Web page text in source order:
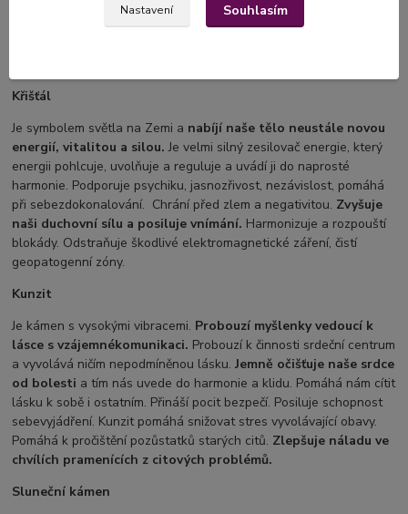
do beznadějných situací. Granát otevírá srdce a zvyšuje
sebedůvěru. Probouzí štědrost a schopnost soucitu. Pomáhá nám
Křišťál
Je symbolem světla na Zemi a nabíjí naše tělo neustále novou
energií, vitalitou a silou.Je velmi silný zesilovač energie, který
energii pohlcuje, uvolňuje a reguluje a uvádí ji do naprosté
harmonie. Podporuje psychiku, jasnozřivost, nezávislost, pomáhá
při sebezdokonalování. Chrání před zlem a negativitou. Zvyšuje
naši duchovní sílu a posiluje vnímání. Harmonizuje a rozpouští
blokády. Odstraňuje škodlivé elektromagnetické záření, čistí
geopatogenní zóny.
Kunzit
Je kámen s vysokými vibracemi. Probouzí myšlenky vedoucí k
lásce s vzájemnékomunikaci. Probouzí k činnosti srdeční centrum
a vyvolává ničím nepodmíněnou lásku.Jemně očišťuje naše srdce
od bolesti a tím nás uvede do harmonie a klidu. Pomáhá nám cítit
lásku k sobě i ostatním. Přináší pocit bezpečí. Posiluje schopnost
sebevyjádření. Kunzit pomáhá snižovat stres vyvolávající obavy.
Pomáhá k pročištění pozůstatků starých citů. Zlepšuje náladu ve
chvílích pramenících z citových problémů.
Sluneční kámen
Nastavení Souhlasím